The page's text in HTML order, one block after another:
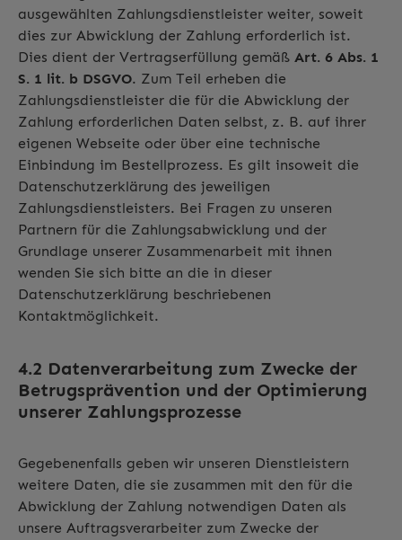
ausgewählten Zahlungsdienstleister weiter, soweit
dies zur Abwicklung der Zahlung erforderlich ist.
Dies dient der Vertragserfüllung gemäß Art. 6 Abs. 1
S. 1 lit. b DSGVO. Zum Teil erheben die
Zahlungsdienstleister die für die Abwicklung der
Zahlung erforderlichen Daten selbst, z. B. auf ihrer
eigenen Webseite oder über eine technische
Einbindung im Bestellprozess. Es gilt insoweit die
Datenschutzerklärung des jeweiligen
Zahlungsdienstleisters. Bei Fragen zu unseren
Partnern für die Zahlungsabwicklung und der
Grundlage unserer Zusammenarbeit mit ihnen
wenden Sie sich bitte an die in dieser
Datenschutzerklärung beschriebenen
Kontaktmöglichkeit.
4.2 Datenverarbeitung zum Zwecke der
Betrugsprävention und der Optimierung
unserer Zahlungsprozesse
Gegebenenfalls geben wir unseren Dienstleistern
weitere Daten, die sie zusammen mit den für die
Abwicklung der Zahlung notwendigen Daten als
unsere Auftragsverarbeiter zum Zwecke der